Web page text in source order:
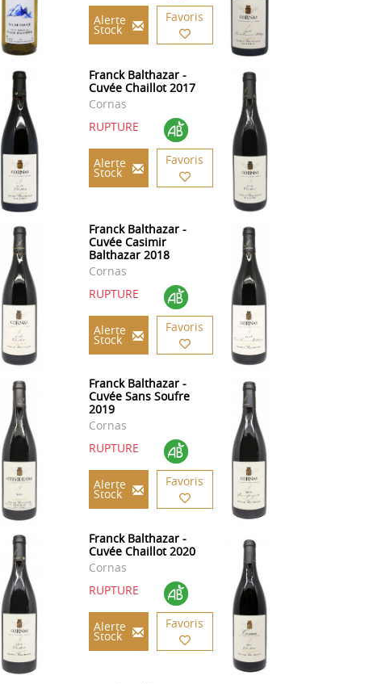
Alerte
Stock
Favoris
Franck Balthazar -
Cuvée Chaillot 2017
Cornas
RUPTURE
Alerte
Stock
Favoris
Franck Balthazar -
Cuvée Casimir
Balthazar 2018
Cornas
RUPTURE
Alerte
Stock
Favoris
Franck Balthazar -
Cuvée Sans Soufre
2019
Cornas
RUPTURE
Alerte
Stock
Favoris
Franck Balthazar -
Cuvée Chaillot 2020
Cornas
RUPTURE
Alerte
Stock
Favoris